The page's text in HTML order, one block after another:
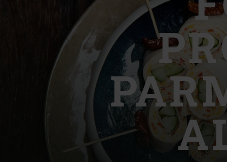
Denmark | Danmark
Estonia | Eesti
Finland | Suomi
France | France
Germany | Deutschland
Greece | Ελλάδα
Hungary | Magyarország